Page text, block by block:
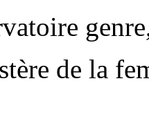
de la